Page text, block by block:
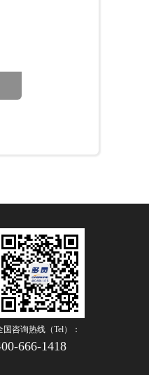
国咨询热线（Tel）：
666-1418